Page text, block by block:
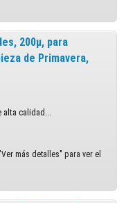
200µ, para
de Primavera,
calidad...
más detalles" para ver el